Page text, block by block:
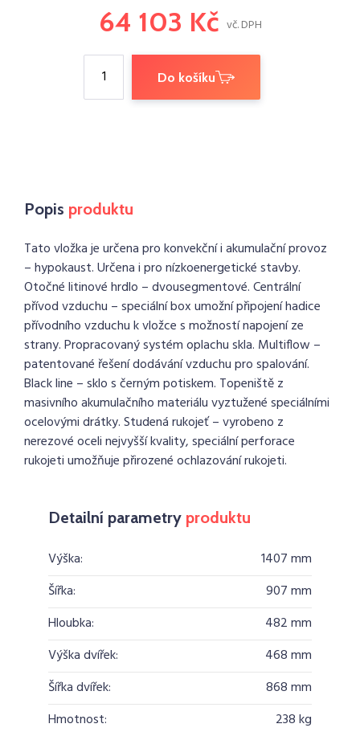
64 103 Kč vč. DPH
Do košíku
Popis produktu
Tato vložka je určena pro konvekční i akumulační provoz
– hypokaust. Určena i pro nízkoenergetické stavby.
Otočné litinové hrdlo – dvousegmentové. Centrální
přívod vzduchu – speciální box umožní připojení hadice
přívodního vzduchu k vložce s možností napojení ze
strany. Propracovaný systém oplachu skla. Multiflow –
patentované řešení dodávání vzduchu pro spalování.
Black line – sklo s černým potiskem. Topeniště z
masivního akumulačního materiálu vyztužené speciálními
ocelovými drátky. Studená rukojeť – vyrobeno z
nerezové oceli nejvyšší kvality, speciální perforace
rukojeti umožňuje přirozené ochlazování rukojeti.
Detailní parametry produktu
Výška:
1407 mm
Šířka:
907 mm
Hloubka:
482 mm
Výška dvířek:
468 mm
Šířka dvířek:
868 mm
Hmotnost:
238 kg